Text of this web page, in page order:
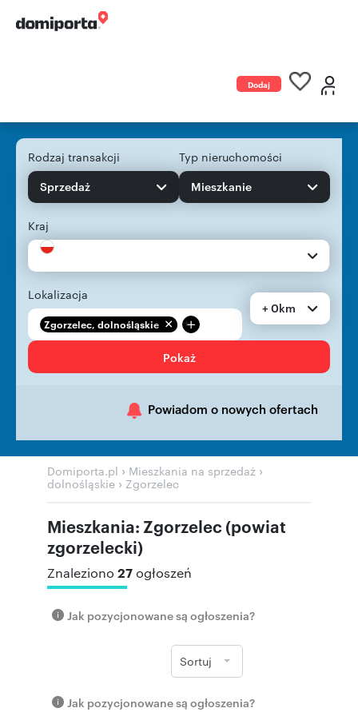
Dodaj
Rodzaj transakcji
Sprzedaż
Typ nieruchomości
Mieszkanie
Kraj
Lokalizacja
Zgorzelec, dolnośląskie +
+ 0km
Pokaż
Powiadom o nowych ofertach
Domiporta.pl › Mieszkania na sprzedaż ›
dolnośląskie › Zgorzelec
Mieszkania: Zgorzelec (powiat
zgorzelecki)
Znaleziono 27ogłoszeń
Jak pozycjonowane są ogłoszenia?
Sortuj
Jak pozycjonowane są ogłoszenia?